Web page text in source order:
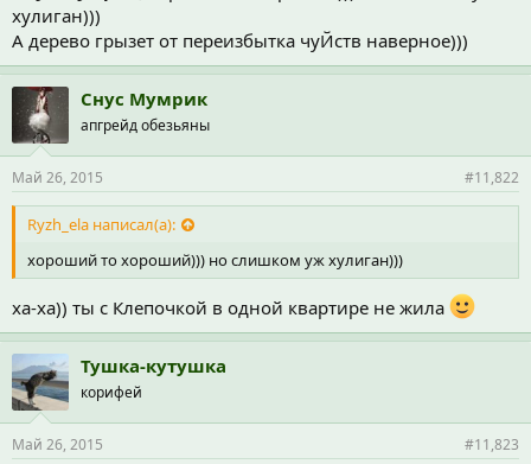
а
хулиган)))
А дерево грызет от переизбытка чуЙств наверное)))
Снус Мумрик
апгрейд обезьяны
Май 26, 2015 #11,822
Ryzh_ela написал(а):
хороший то хороший))) но слишком уж хулиган)))
ха-ха)) ты с Клепочкой в одной квартире не жила
Тушка-кутушка
корифей
Май 26, 2015 #11,823